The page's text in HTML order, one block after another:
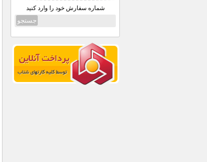
شماره سفارش خود را وارد کنید